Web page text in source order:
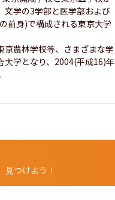
文学の3学部と医学部および
前身)で構成される東京大学
京農林学校等、さまざまな学
大学となり、2004(平成16)年
見つけよう！